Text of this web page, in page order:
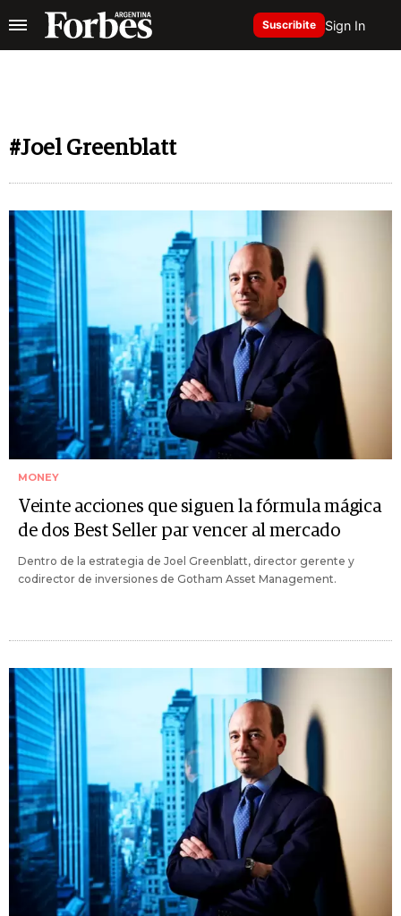
Suscribite Sign In
#Joel Greenblatt
MONEY
Veinte acciones que siguen la fórmula mágica
de dos Best Seller par vencer al mercado
Dentro de la estrategia de Joel Greenblatt, director gerente y
codirector de inversiones de Gotham Asset Management.